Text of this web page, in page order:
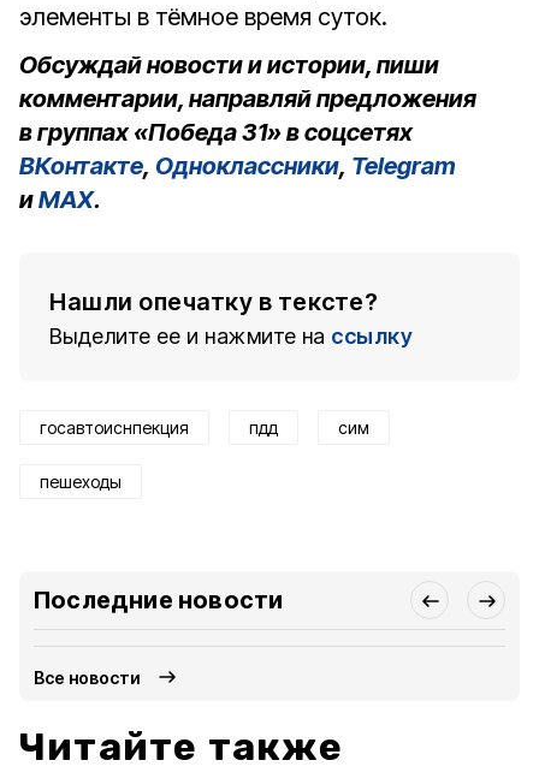
элементы в тёмное время суток.
Обсуждай новости и истории, пиши
комментарии, направляй предложения
в группах «Победа 31» в соцсетях
ВКонтакте, Одноклассники, Telegram
иMAX.
Нашли опечатку в тексте?
Выделите ее и нажмите на ссылку
госавтоиснпекция пдд сим
пешеходы
Последние новости
Все новости
Читайте также